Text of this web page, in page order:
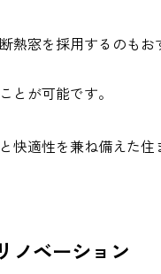
熱窓を採用するのも
とが可能です。
適性を兼ね備えた住
ノベーション